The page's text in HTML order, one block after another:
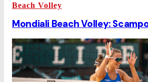
Beach Volley
Mondiali Beach Volley: